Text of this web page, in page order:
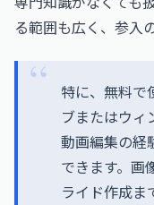
る範囲も広く、参入
特に、無料で
ブまたはウィ
動画編集の経
できます。画
ライド作成ま